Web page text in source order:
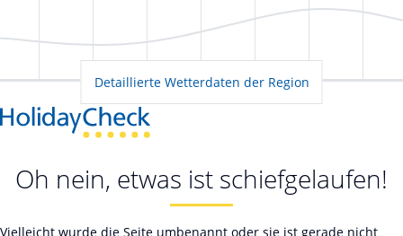
Detaillierte Wetterdaten der Region
Oh nein, etwas ist schiefgelaufen!
Vielleicht wurde die Seite umbenannt oder sie ist gerade nicht